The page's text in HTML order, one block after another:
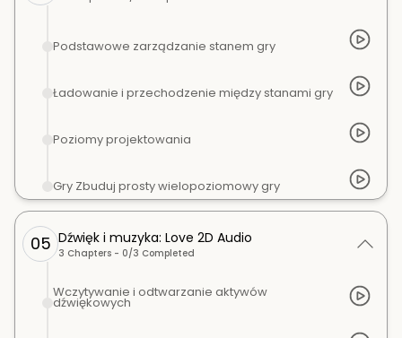
Podstawowe zarządzanie stanem gry
Ładowanie i przechodzenie między stanami gry
Poziomy projektowania
Gry Zbuduj prosty wielopoziomowy gry
05 Dźwięk i muzyka: Love 2D Audio
3 Chapters - 0/3 Completed
Wczytywanie i odtwarzanie aktywów
dźwiękowych